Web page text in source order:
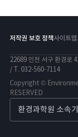
저작권 보호 정책사이트맵
22689 인천 서구 환경로
/ T. 032-560-7114
Copyright ©
RESERVED
환경과학원 소속